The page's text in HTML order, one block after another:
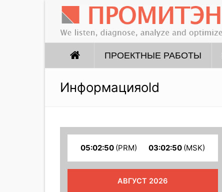
ПРОЕКТНЫЕ РАБОТЫ
Информацияold
05:02:52 (PRM) 03:02:52 (MSK)
АВГУСТ 2026